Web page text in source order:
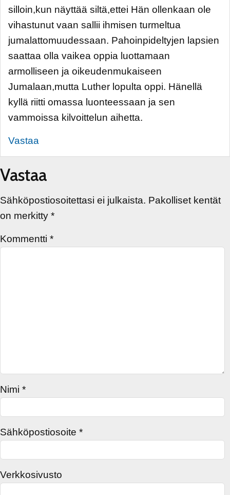
silloin,kun näyttää siltä,ettei Hän ollenkaan ole
vihastunut vaan sallii ihmisen turmeltua
jumalattomuudessaan. Pahoinpideltyjen lapsien
saattaa olla vaikea oppia luottamaan
armolliseen ja oikeudenmukaiseen
Jumalaan,mutta Luther lopulta oppi. Hänellä
kyllä riitti omassa luonteessaan ja sen
vammoissa kilvoittelun aihetta.
Vastaa
Vastaa
Sähköpostiosoitettasi ei julkaista. Pakolliset kentät
on merkitty *
Kommentti *
Nimi *
Sähköpostiosoite *
Verkkosivusto